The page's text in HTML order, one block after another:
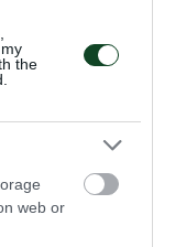
the
web or
του Παναθηναϊκού
το πρωτάθλημα